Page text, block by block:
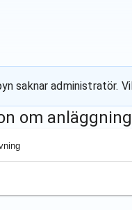
saknar administratör.
om